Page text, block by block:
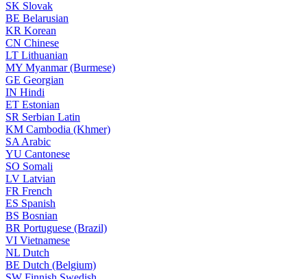
SK Slovak
BE Belarusian
KR Korean
CN Chinese
LT Lithuanian
MY Myanmar (Burmese)
GE Georgian
IN Hindi
ET Estonian
SR Serbian Latin
KM Cambodia (Khmer)
SA Arabic
YU Cantonese
SO Somali
LV Latvian
FR French
ES Spanish
BS Bosnian
BR Portuguese (Brazil)
VI Vietnamese
NL Dutch
BE Dutch (Belgium)